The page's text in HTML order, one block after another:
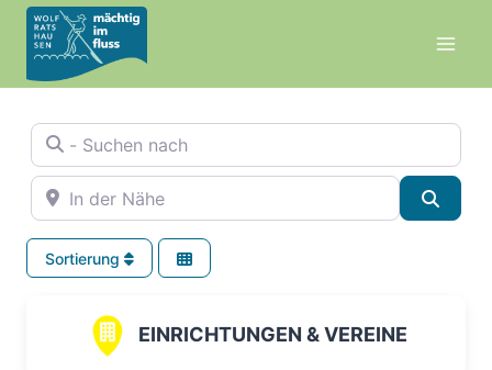
Zum
Inhalt
springen
- Suchen nach
In der Nähe
Sortierung
EINRICHTUNGEN & VEREINE